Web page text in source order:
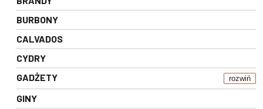
BURBONY
CALVADOS
CYDRY
GADŻETY
rozwiń
GINY